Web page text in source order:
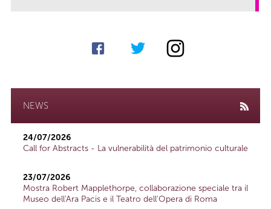
NEWS
24/07/2026
Call for Abstracts - La vulnerabilità del patrimonio culturale
23/07/2026
Mostra Robert Mapplethorpe, collaborazione speciale tra il
Museo dell'Ara Pacis e il Teatro dell'Opera di Roma